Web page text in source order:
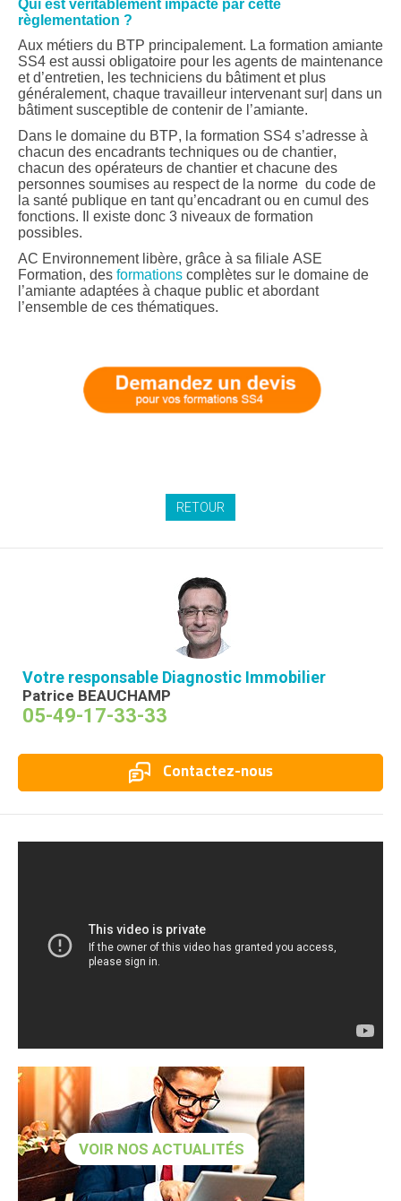
Qui est véritablement impacté par cette
règlementation ?
Aux métiers du BTP principalement. La formation amiante
SS4 est aussi obligatoire pour les agents de maintenance
et d’entretien, les techniciens du bâtiment et plus
généralement, chaque travailleur intervenant sur| dans un
bâtiment susceptible de contenir de l’amiante.
Dans le domaine du BTP, la formation SS4 s’adresse à
chacun des encadrants techniques ou de chantier,
chacun des opérateurs de chantier et chacune des
personnes soumises au respect de la norme du code de
la santé publique en tant qu’encadrant ou en cumul des
fonctions. Il existe donc 3 niveaux de formation
possibles.
AC Environnement libère, grâce à sa filiale ASE
Formation, des formations complètes sur le domaine de
l’amiante adaptées à chaque public et abordant
l’ensemble de ces thématiques.
RETOUR
Votre responsable Diagnostic Immobilier
Patrice BEAUCHAMP
05-49-17-33-33
Contactez-nous
VOIR NOS ACTUALITÉS